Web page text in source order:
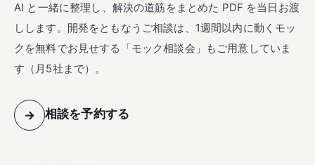
AI と一緒に整理し、解決の道筋をまとめた PDF を当日お渡
しします。開発をともなうご相談は、1週間以内に動くモッ
クを無料でお見せする「モック相談会」もご用意していま
す（月5社まで）。
→ 相談を予約する